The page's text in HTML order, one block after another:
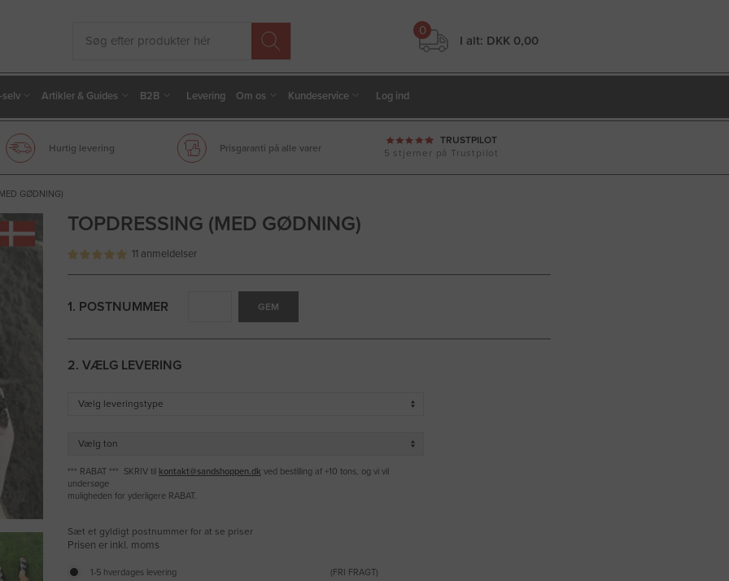
0
I alt: DKK 0,00
Artikler & Guides B2B Levering Om os Kundeservice Log ind
Hurtig levering Prisgaranti på alle varer
TRUSTPILOT
5 stjerner på Trustpilot
GØDNING)
TOPDRESSING (MED GØDNING)
11 anmeldelser
1. POSTNUMMER GEM
2. VÆLG LEVERING
*** RABAT *** SKRIV til kontakt@sandshoppen.dk ved bestilling af +10 tons, og vi vil
undersøge
muligheden for yderligere RABAT.
Sæt et gyldigt postnummer for at se priser
1-5 hverdages levering (FRI FRAGT)